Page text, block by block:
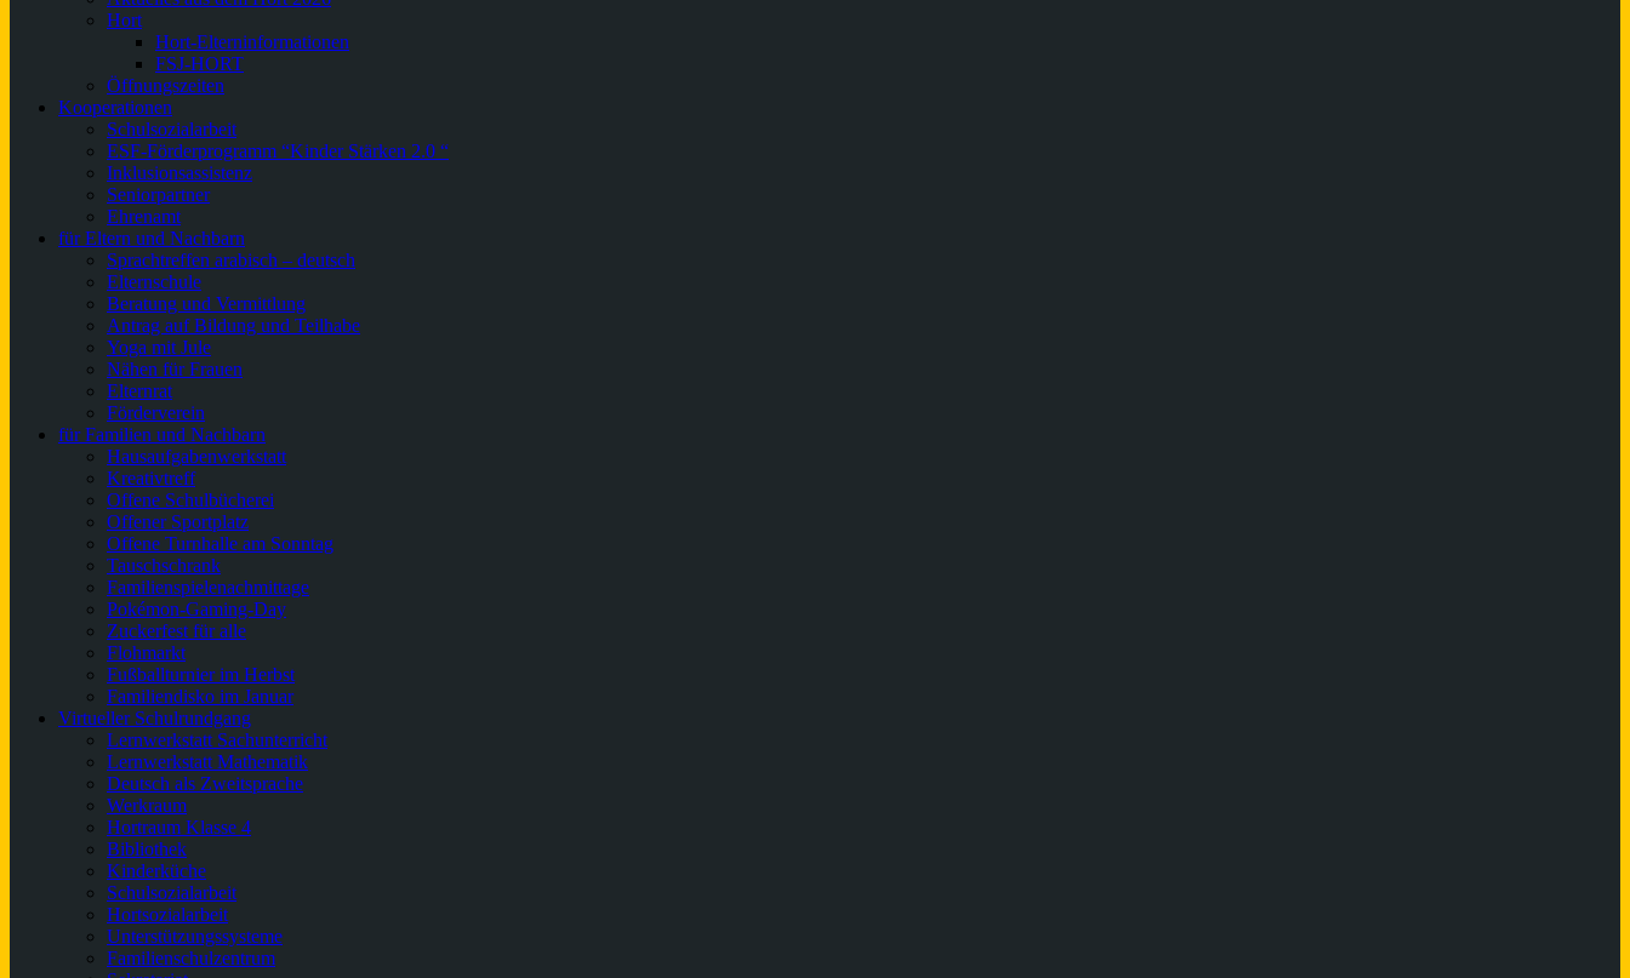
Hort
Hort-Elterninformationen
FSJ-HORT
Öffnungszeiten
Kooperationen
Schulsozialarbeit
ESF-Förderprogramm “Kinder Stärken 2.0 “
Inklusionsassistenz
Seniorpartner
Ehrenamt
für Eltern und Nachbarn
Sprachtreffen arabisch – deutsch
Elternschule
Beratung und Vermittlung
Antrag auf Bildung und Teilhabe
Yoga mit Jule
Nähen für Frauen
Elternrat
Förderverein
für Familien und Nachbarn
Hausaufgabenwerkstatt
Kreativtreff
Offene Schulbücherei
Offener Sportplatz
Offene Turnhalle am Sonntag
Tauschschrank
Familienspielenachmittage
Pokémon-Gaming-Day
Zuckerfest für alle
Flohmarkt
Fußballturnier im Herbst
Familiendisko im Januar
Virtueller Schulrundgang
Lernwerkstatt Sachunterricht
Lernwerkstatt Mathematik
Deutsch als Zweitsprache
Werkraum
Hortraum Klasse 4
Bibliothek
Kinderküche
Schulsozialarbeit
Hortsozialarbeit
Unterstützungssysteme
Familienschulzentrum